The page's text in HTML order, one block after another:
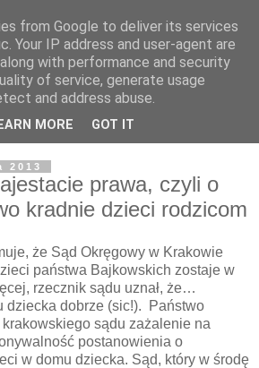
w REALNYM
2013
prawa, czyli o
kradnie dzieci rodzicom
że Sąd Okręgowy w Krakowie
państwa Bajkowskich zostaje w
rzecznik sądu uznał, że…
dziecka dobrze (sic!). Państwo
krakowskiego sądu zażalenie na
postanowienia o
w domu dziecka. Sąd, który w środę
from Google to deliver its services
Your IP address and user-agent are
with performance and security
of service, generate usage
and address abuse.
MORE GOT IT